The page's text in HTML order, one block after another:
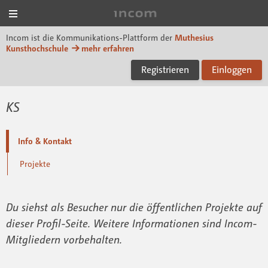
Incom ist die Kommunikations-Plattform der Muthesius
Kunsthochschule
mehr erfahren
Registrieren Einloggen
KS
Info & Kontakt
Projekte
Du siehst als Besucher nur die öffentlichen Projekte auf
dieser Profil-Seite. Weitere Informationen sind Incom-
Mitgliedern vorbehalten.